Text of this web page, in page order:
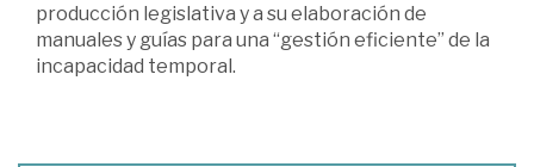
producción legislativa y a su elaboración de
manuales y guías para una “gestión eficiente” de la
incapacidad temporal.